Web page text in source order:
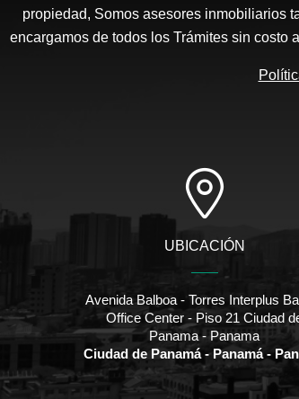
propiedad, Somos asesores inmobiliarios
encargamos de todos los Trámites sin costo
UBICACIÓN
Avenida Balboa - Torres Interplus
Office Center - Piso 21 Ciudad
Panama - Panama
Ciudad de Panamá - Panamá -